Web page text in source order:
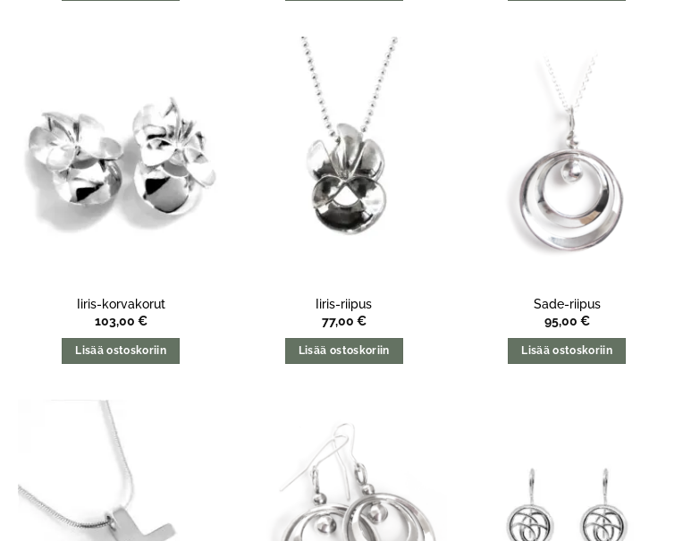
Iiris-korvakorut
103,00 €
Lisää ostoskoriin
Iiris-riipus
77,00 €
Lisää ostoskoriin
Sade-riipus
95,00 €
Lisää ostoskoriin